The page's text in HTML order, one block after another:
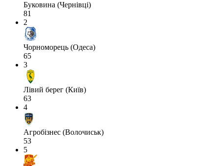
Буковина (Чернівці)
81
2
Чорноморець (Одеса)
65
3
Лівий берег (Київ)
63
4
Агробізнес (Волочиськ)
53
5